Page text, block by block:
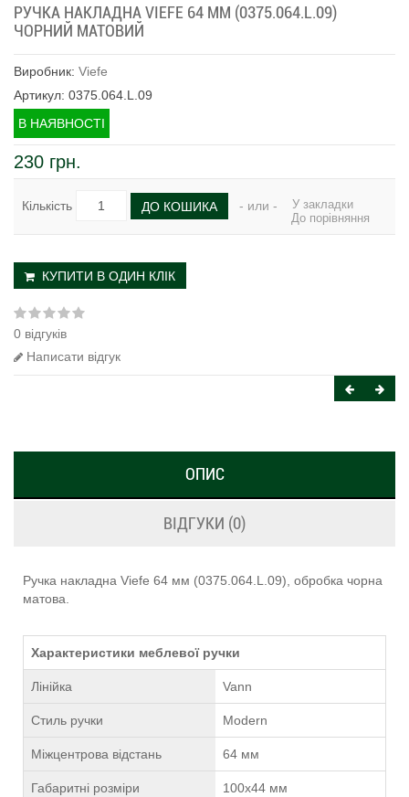
РУЧКА НАКЛАДНА VIEFE 64 ММ (0375.064.L.09)
ЧОРНИЙ МАТОВИЙ
Виробник: Viefe
Артикул: 0375.064.L.09
В НАЯВНОСТІ
230 грн.
Кількість ДО КОШИКА - или -
У закладки
До порівняння
КУПИТИ В ОДИН КЛІК
0 відгуків
Написати відгук
ОПИС
ВІДГУКИ (0)
Ручка накладна Viefe 64 мм (0375.064.L.09), обробка чорна
матова.
Характеристики меблевої ручки
Лінійка Vann
Стиль ручки Modern
Міжцентрова відстань 64 мм
Габаритні розміри 100х44 мм